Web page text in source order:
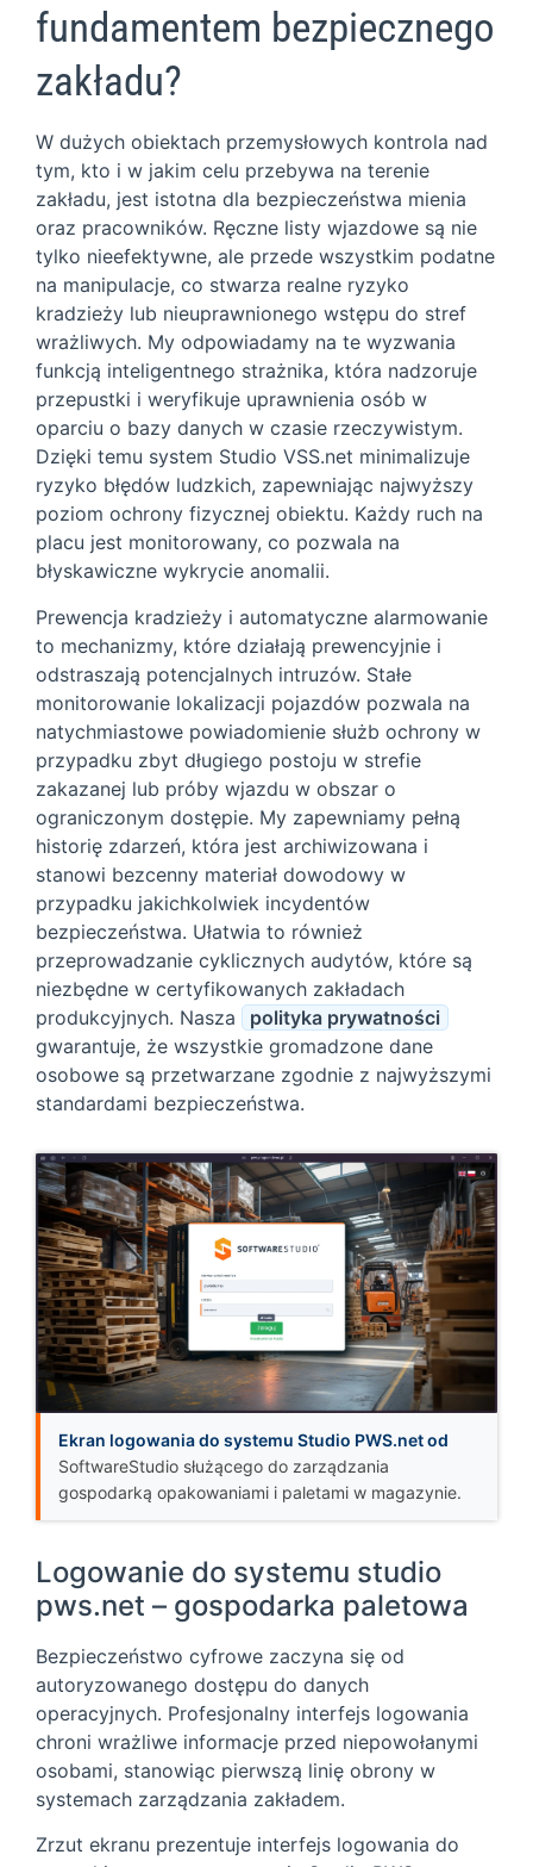
fundamentem bezpiecznego
zakładu?
W dużych obiektach przemysłowych kontrola nad
tym, kto i w jakim celu przebywa na terenie
zakładu, jest istotna dla bezpieczeństwa mienia
oraz pracowników. Ręczne listy wjazdowe są nie
tylko nieefektywne, ale przede wszystkim podatne
na manipulacje, co stwarza realne ryzyko
kradzieży lub nieuprawnionego wstępu do stref
wrażliwych. My odpowiadamy na te wyzwania
funkcją inteligentnego strażnika, która nadzoruje
przepustki i weryfikuje uprawnienia osób w
oparciu o bazy danych w czasie rzeczywistym.
Dzięki temu system Studio VSS.net minimalizuje
ryzyko błędów ludzkich, zapewniając najwyższy
poziom ochrony fizycznej obiektu. Każdy ruch na
placu jest monitorowany, co pozwala na
błyskawiczne wykrycie anomalii.
Prewencja kradzieży i automatyczne alarmowanie
to mechanizmy, które działają prewencyjnie i
odstraszają potencjalnych intruzów. Stałe
monitorowanie lokalizacji pojazdów pozwala na
natychmiastowe powiadomienie służb ochrony w
przypadku zbyt długiego postoju w strefie
zakazanej lub próby wjazdu w obszar o
ograniczonym dostępie. My zapewniamy pełną
historię zdarzeń, która jest archiwizowana i
stanowi bezcenny materiał dowodowy w
przypadku jakichkolwiek incydentów
bezpieczeństwa. Ułatwia to również
przeprowadzanie cyklicznych audytów, które są
niezbędne w certyfikowanych zakładach
produkcyjnych. Nasza
polityka prywatności
gwarantuje, że wszystkie gromadzone dane
osobowe są przetwarzane zgodnie z najwyższymi
standardami bezpieczeństwa.
Ekran logowania do systemu Studio PWS.net od
SoftwareStudio służącego do zarządzania
gospodarką opakowaniami i paletami w magazynie.
Logowanie do systemu studio
pws.net – gospodarka paletowa
Bezpieczeństwo cyfrowe zaczyna się od
autoryzowanego dostępu do danych
operacyjnych. Profesjonalny interfejs logowania
chroni wrażliwe informacje przed niepowołanymi
osobami, stanowiąc pierwszą linię obrony w
systemach zarządzania zakładem.
Zrzut ekranu prezentuje interfejs logowania do